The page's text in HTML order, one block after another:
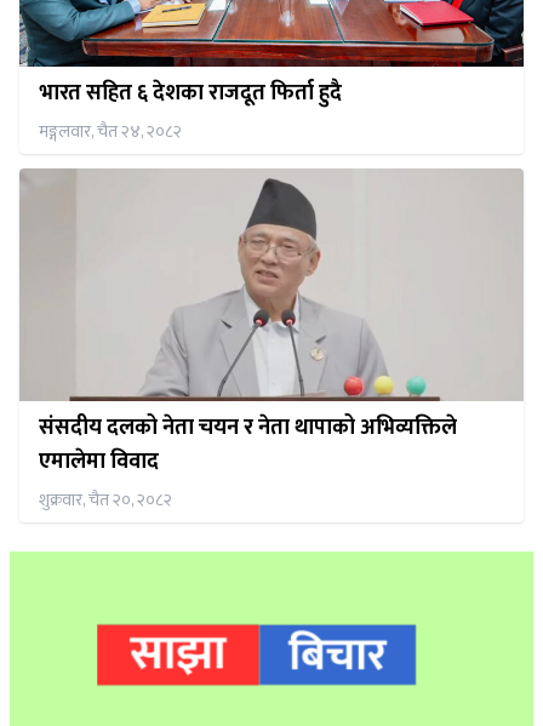
भारत सहित ६ देशका राजदूत फिर्ता हुदै
मङ्गलवार, चैत २४, २०८२
संसदीय दलको नेता चयन र नेता थापाको अभिव्यक्तिले
एमालेमा विवाद
शुक्रवार, चैत २०, २०८२